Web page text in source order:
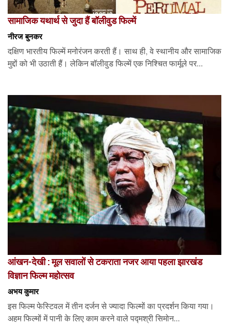
सामाजिक यथार्थ से जुदा हैं बॉलीवुड फिल्में
नीरज बुनकर
दक्षिण भारतीय फिल्में मनोरंजन करती हैं। साथ ही, वे स्थानीय और सामाजिक
मुद्दों को भी उठाती हैं। लेकिन बॉलीवुड फिल्में एक निश्चित फार्मूले पर...
आंखन-देखी : मूल सवालों से टकराता नजर आया पहला झारखंड
विज्ञान फिल्म महोत्सव
अभय कुमार
इस फिल्म फेस्टिवल में तीन दर्जन से ज्यादा फिल्मों का प्रदर्शन किया गया।
अहम फिल्मों में पानी के लिए काम करने वाले पद्मश्री सिमोन...